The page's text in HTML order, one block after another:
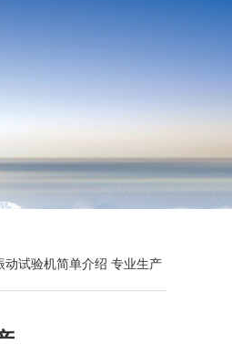
试验机简单介绍 专业生产